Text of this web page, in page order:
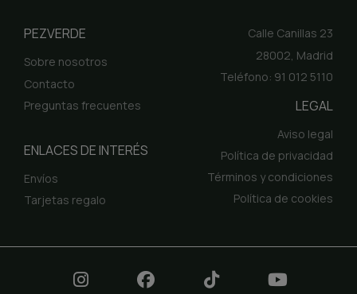
PEZVERDE
Sobre nosotros
Contacto
Preguntas frecuentes
ENLACES DE INTERÉS
Envíos
Tarjetas regalo
Calle Canillas 23
28002, Madrid
Teléfono: 91 012 5110
LEGAL
Aviso legal
Política de privacidad
Términos y condiciones
Política de cookies